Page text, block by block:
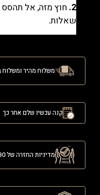
2. חוץ מזה, אל תהסס
שאלות.
משלוח מהיר ומשלוח
קנה עכשיו שלם אחר כך
מדיניות החזרה של 30 יום